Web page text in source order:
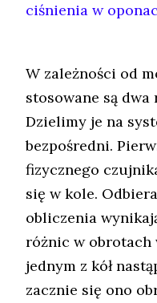
ciśnienia w
W zależności od
stosowane są dwa
Dzielimy je na
bezpośredni.
fizycznego
się w kole.
obliczenia
różnic w obrotach
jednym z kół
zacznie się ono